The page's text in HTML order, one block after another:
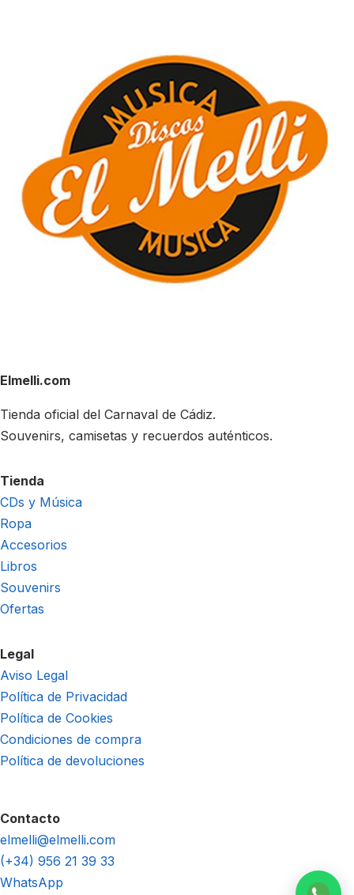
Elmelli.com
Tienda oficial del Carnaval de Cádiz.
Souvenirs, camisetas y recuerdos auténticos.
Tienda
CDs y Música
Ropa
Accesorios
Libros
Souvenirs
Ofertas
Legal
Aviso Legal
Política de Privacidad
Política de Cookies
Condiciones de compra
Política de devoluciones
Contacto
elmelli@elmelli.com
(+34) 956 21 39 33
WhatsApp